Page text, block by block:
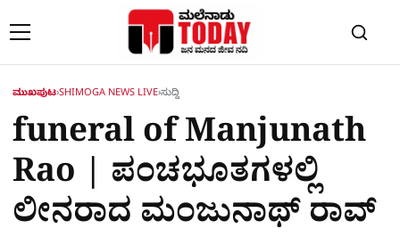
ಮುಖಪುಟ›SHIMOGA NEWS LIVE›ಸುದ್ದಿ
funeral of Manjunath
Rao | ಪಂಚಭೂತಗಳಲ್ಲಿ
ಲೀನರಾದ ಮಂಜುನಾಥ್​ ರಾವ್​